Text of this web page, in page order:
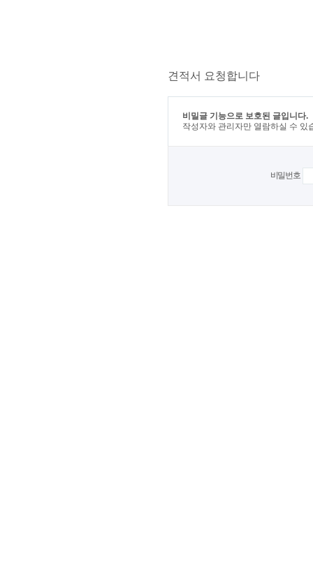
견적서 요청합니다
비밀글 기능으로 보호된 글입니다.
작성자와 관리자만 열람하실 수 있
비밀번호